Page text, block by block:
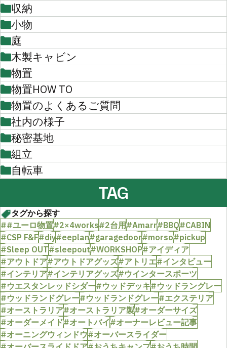
収納
小物
庭
木製キャビン
物置
物置HOW TO
物置のよくあるご質問
社内の様子
秘密基地
組立
自転車
TAG
タグから探す
##ユーロ物置#2×4works#2台用#Amarr#BBQ#CABIN
#CSP F&F#diy#eeplan#garagedoor#morso#pickup
#Sleep OUT#sleepout#WORKSHOP#アイディア
#アウトドア#アウトドアグッズ#アトリエ#インタビュー
#インテリア#インテリアグッズ#ウインタースポーツ
#ウエスタンレッドシダー#ウッドデッキ#ウッドラングレー
#ウッドランドグレー#ウッドランドグレー#エクステリア
#オーストラリア#オーストラリア製#オーダーサイズ
#オーダーメイド#オートバイ#オーナーレビュー記事
#オーニングウィンドウ#オーバースライダー